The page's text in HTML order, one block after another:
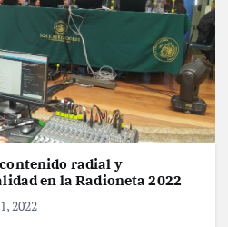
radial y
en la Radioneta 2022
2022